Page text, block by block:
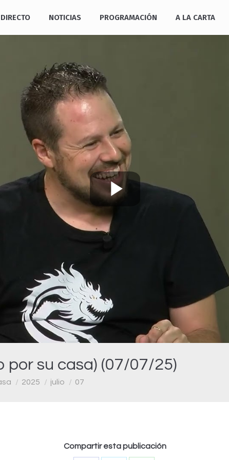
DIRECTO NOTICIAS PROGRAMACIÓN A LA CARTA
por su casa) (07/07/25)
2025 julio 07
Play
Compartir esta publicación